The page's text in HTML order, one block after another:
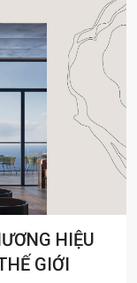
CHẤT